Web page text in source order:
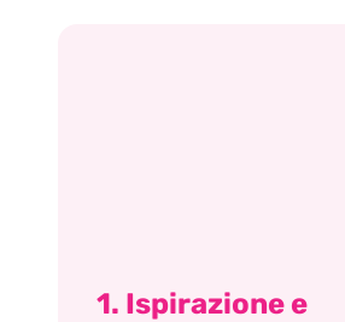
1. Ispirazione e